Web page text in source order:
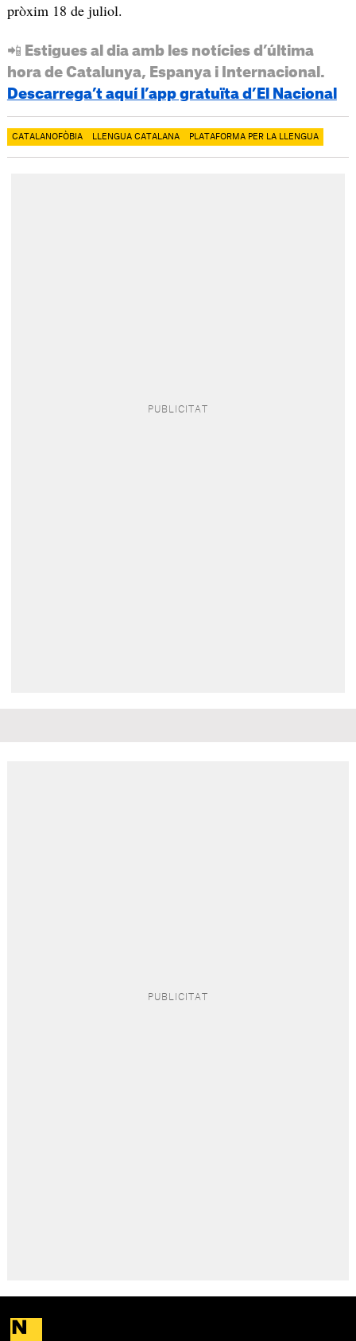
pròxim 18 de juliol.
📲 Estigues al dia amb les notícies d’última
hora de Catalunya, Espanya i Internacional.
Descarrega’t aquí l’app gratuïta d’El Nacional
CATALANOFÒBIA LLENGUA CATALANA PLATAFORMA PER LA LLENGUA